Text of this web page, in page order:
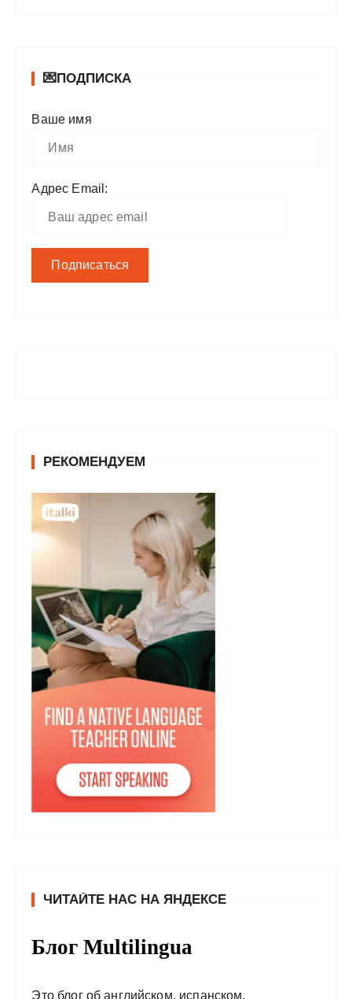
💌ПОДПИСКА
Ваше имя
Адрес Email:
РЕКОМЕНДУЕМ
ЧИТАЙТЕ НАС НА ЯНДЕКСЕ
Блог Multilingua
Это блог об английском, испанском,